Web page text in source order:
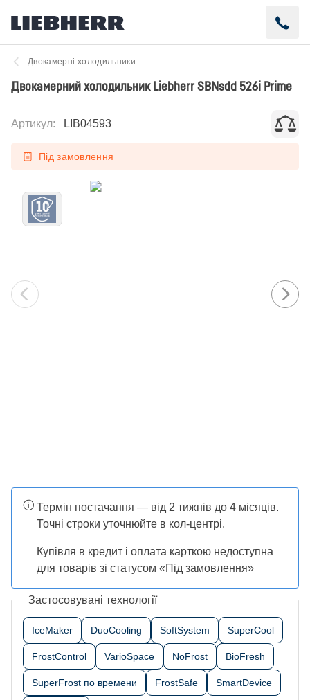
Двокамерні холодильники
Двокамерний холодильник Liebherr SBNsdd 526i Prime
Артикул: LIB04593
Під замовлення
Термін постачання — від 2 тижнів до 4 місяців.
Точні строки уточнюйте в кол-центрі.
Купівля в кредит і оплата карткою недоступна
для товарів зі статусом «Під замовлення»
Застосовувані технології
IceMaker DuoCooling SoftSystem SuperCool
FrostControl VarioSpace NoFrost BioFresh
SuperFrost по времени FrostSafe SmartDevice